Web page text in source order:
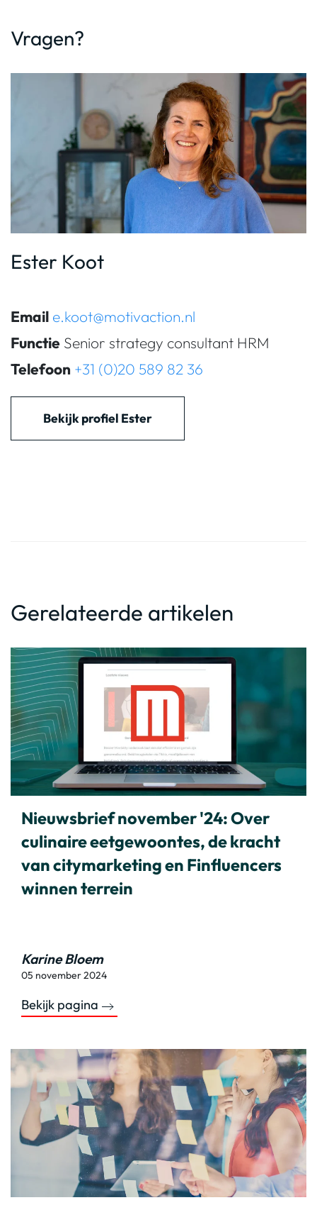
Vragen?
Ester Koot
Email e.koot@motivaction.nl
Functie Senior strategy consultant HRM
Telefoon +31 (0)20 589 82 36
Bekijk profiel Ester
Gerelateerde artikelen
Nieuwsbrief november '24: Over
culinaire eetgewoontes, de kracht
van citymarketing en Finfluencers
winnen terrein
Karine Bloem
05 november 2024
Bekijk pagina